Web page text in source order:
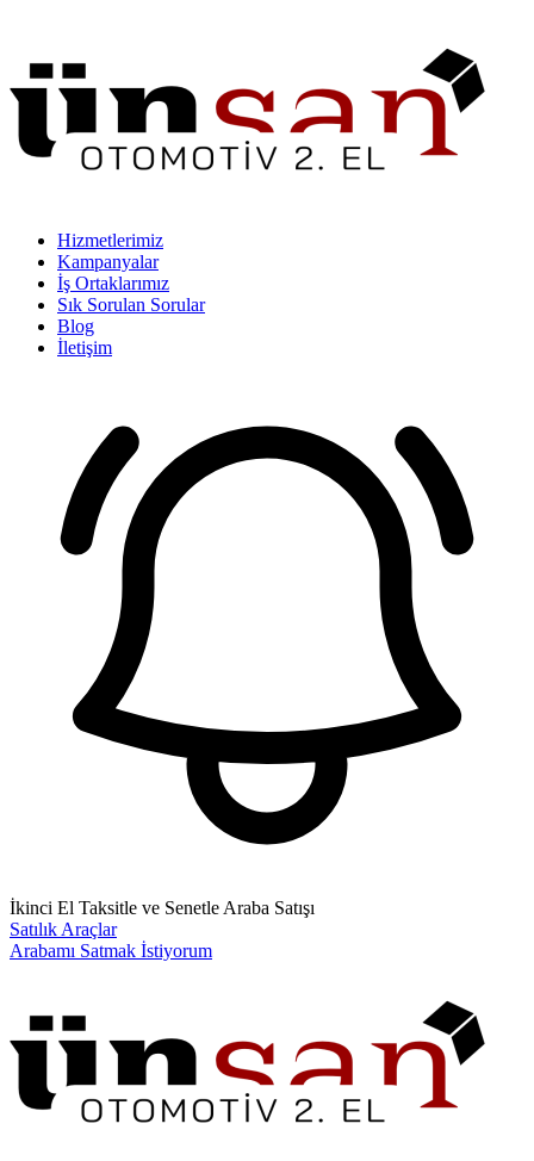
Hizmetlerimiz
Kampanyalar
İş Ortaklarımız
Sık Sorulan Sorular
Blog
İletişim
İkinci El Taksitle ve Senetle Araba Satışı
Satılık Araçlar
Arabamı Satmak İstiyorum